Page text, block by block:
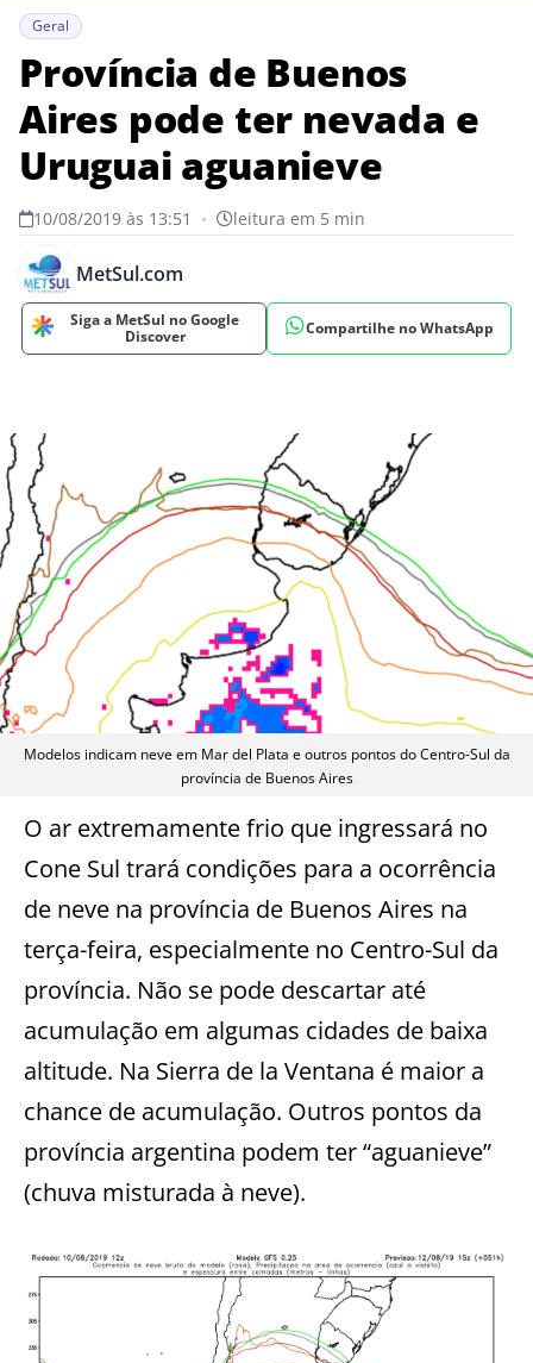
Geral
Província de Buenos
Aires pode ter nevada e
Uruguai aguanieve
10/08/2019 às 13:51 • leitura em 5 min
MetSul.com
Siga a MetSul no Google
Discover
Compartilhe no WhatsApp
Modelos indicam neve em Mar del Plata e outros pontos do Centro-Sul da
província de Buenos Aires
O ar extremamente frio que ingressará no
Cone Sul trará condições para a ocorrência
de neve na província de Buenos Aires na
terça-feira, especialmente no Centro-Sul da
província. Não se pode descartar até
acumulação em algumas cidades de baixa
altitude. Na Sierra de la Ventana é maior a
chance de acumulação. Outros pontos da
província argentina podem ter “aguanieve”
(chuva misturada à neve).